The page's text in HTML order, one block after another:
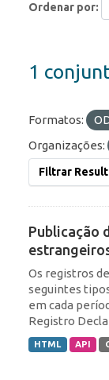
Ordenar por
1
Formatos:
Organizações:
Filtrar
Publicação
Os registros
seguintes
em cada
Registro
HTML API